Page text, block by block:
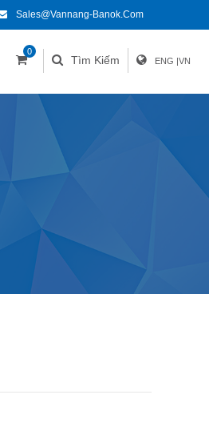
Sales@vannang-Banok.com
0
Tìm Kiếm ENG |VN